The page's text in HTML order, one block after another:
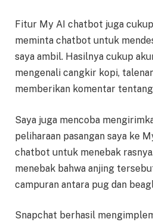
Fitur My AI chatbot juga
meminta chatbot untuk
saya ambil. Hasilnya cukup
mengenali cangkir kopi,
memberikan komentar
Saya juga mencoba
peliharaan pasangan saya ke
chatbot untuk menebak
menebak bahwa anjing
campuran antara pug dan
Snapchat berhasil